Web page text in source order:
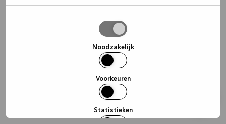
Noodzakelijk
Voorkeuren
Statistieken